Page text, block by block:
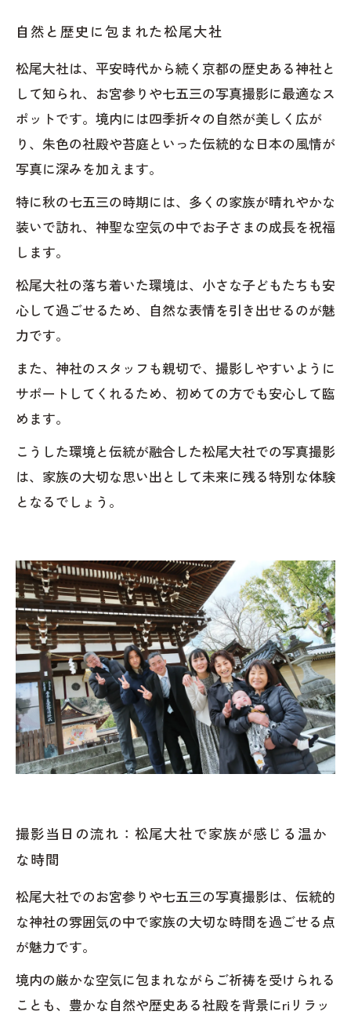
自然と歴史に包まれた松尾大社
松尾大社は、平安時代から続く京都の歴史ある神社と
して知られ、お宮参りや七五三の写真撮影に最適なス
ポットです。境内には四季折々の自然が美しく広が
り、朱色の社殿や苔庭といった伝統的な日本の風情が
写真に深みを加えます。
特に秋の七五三の時期には、多くの家族が晴れやかな
装いで訪れ、神聖な空気の中でお子さまの成長を祝福
します。
松尾大社の落ち着いた環境は、小さな子どもたちも安
心して過ごせるため、自然な表情を引き出せるのが魅
力です。
また、神社のスタッフも親切で、撮影しやすいように
サポートしてくれるため、初めての方でも安心して臨
めます。
こうした環境と伝統が融合した松尾大社での写真撮影
は、家族の大切な思い出として未来に残る特別な体験
となるでしょう。
撮影当日の流れ：松尾大社で家族が感じる温か
な時間
松尾大社でのお宮参りや七五三の写真撮影は、伝統的
な神社の雰囲気の中で家族の大切な時間を過ごせる点
が魅力です。
境内の厳かな空気に包まれながらご祈祷を受けられる
ことも、豊かな自然や歴史ある社殿を背景にriリラッ